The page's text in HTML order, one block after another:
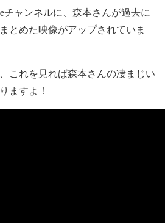
チャンネルに、森本さんが過去に
とめた映像がアップされていま
これを見れば森本さんの凄まじい
ますよ！